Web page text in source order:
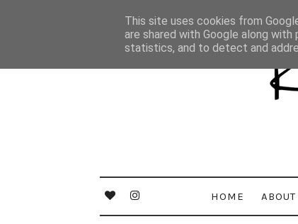
HOME ABOUT
This site uses cookies from
are shared with Google along
statistics, and to detect and